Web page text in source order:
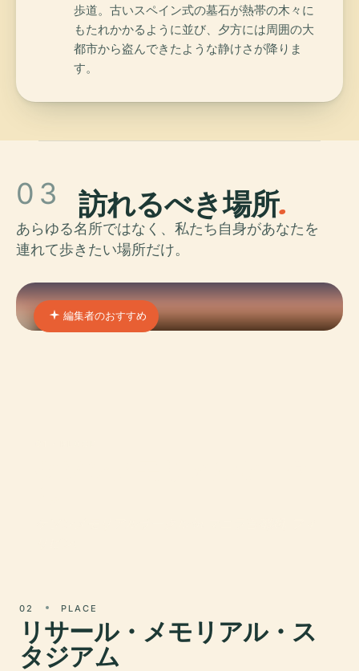
歩道。古いスペイン式の墓石が熱帯の木々に
もたれかかるように並び、夕方には周囲の大
都市から盗んできたような静けさが降りま
す。
03 訪れるべき場所.
あらゆる名所ではなく、私たち自身があなたを
連れて歩きたい場所だけ。
編集者のおすすめ
02 PLACE
リサール・メモリアル・ス
タジアム